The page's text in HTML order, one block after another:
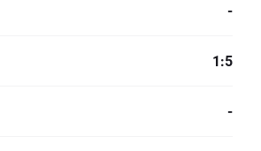
-
1:5
-